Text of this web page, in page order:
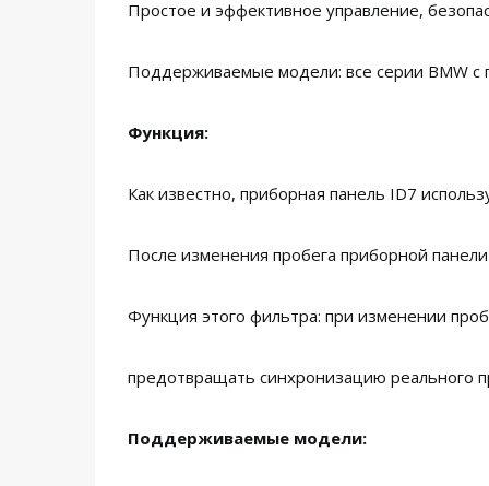
Простое и эффективное управление,
Поддерживаемые модели: все серии BMW с
Функция:
Как известно, приборная панель ID7
После изменения пробега приборной
Функция этого фильтра: при изменении
предотвращать синхронизацию реального
Поддерживаемые модели: